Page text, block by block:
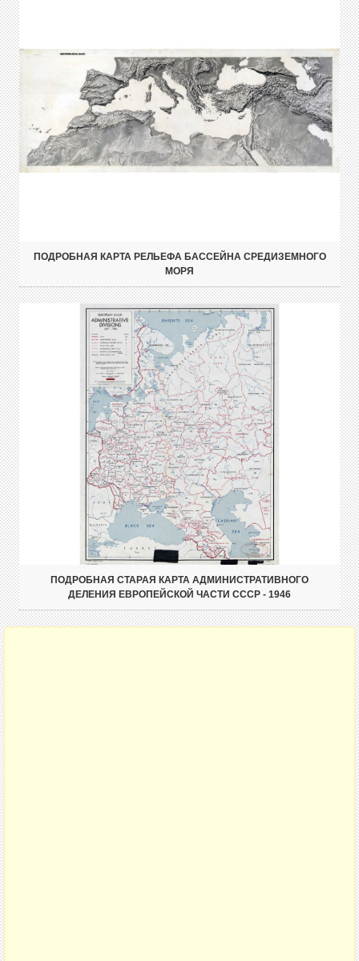
ПОДРОБНАЯ КАРТА РЕЛЬЕФА БАССЕЙНА СРЕДИЗЕМНОГО
МОРЯ
ПОДРОБНАЯ СТАРАЯ КАРТА АДМИНИСТРАТИВНОГО
ДЕЛЕНИЯ ЕВРОПЕЙСКОЙ ЧАСТИ СССР - 1946